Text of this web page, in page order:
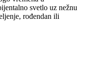
svetlo uz nežnu
rođendan ili